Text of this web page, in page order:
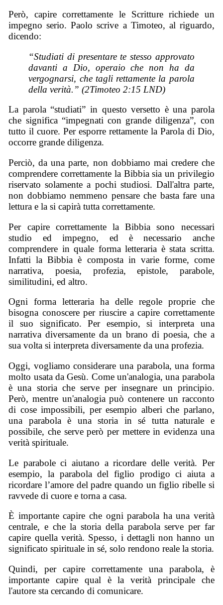
Però, capire correttamente le Scritture richiede un
impegno serio. Paolo scrive a Timoteo, al riguardo,
dicendo:
“Studiati di presentare te stesso approvato
davanti a Dio, operaio che non ha da
vergognarsi, che tagli rettamente la parola
della verità.” (2Timoteo 2:15 LND)
La parola “studiati” in questo versetto è una parola
che significa “impegnati con grande diligenza”, con
tutto il cuore. Per esporre rettamente la Parola di Dio,
occorre grande diligenza.
Perciò, da una parte, non dobbiamo mai credere che
comprendere correttamente la Bibbia sia un privilegio
riservato solamente a pochi studiosi. Dall'altra parte,
non dobbiamo nemmeno pensare che basta fare una
lettura e la si capirà tutta correttamente.
Per capire correttamente la Bibbia sono necessari
studio ed impegno, ed è necessario anche
comprendere in quale forma letteraria è stata scritta.
Infatti la Bibbia è composta in varie forme, come
narrativa, poesia, profezia, epistole, parabole,
similitudini, ed altro.
Ogni forma letteraria ha delle regole proprie che
bisogna conoscere per riuscire a capire correttamente
il suo significato. Per esempio, si interpreta una
narrativa diversamente da un brano di poesia, che a
sua volta si interpreta diversamente da una profezia.
Oggi, vogliamo considerare una parabola, una forma
molto usata da Gesù. Come un'analogia, una parabola
è una storia che serve per insegnare un principio.
Però, mentre un'analogia può contenere un racconto
di cose impossibili, per esempio alberi che parlano,
una parabola è una storia in sé tutta naturale e
possibile, che serve però per mettere in evidenza una
verità spirituale.
Le parabole ci aiutano a ricordare delle verità. Per
esempio, la parabola del figlio prodigo ci aiuta a
ricordare l’amore del padre quando un figlio ribelle si
ravvede di cuore e torna a casa.
È importante capire che ogni parabola ha una verità
centrale, e che la storia della parabola serve per far
capire quella verità. Spesso, i dettagli non hanno un
significato spirituale in sé, solo rendono reale la storia.
Quindi, per capire correttamente una parabola, è
importante capire qual è la verità principale che
l'autore sta cercando di comunicare.